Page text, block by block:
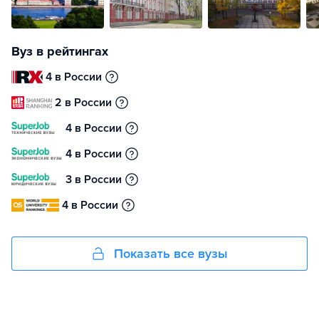
Вуз в рейтингах
4 в России
2 в России
4 в России
4 в России
3 в России
4 в России
Показать все вузы